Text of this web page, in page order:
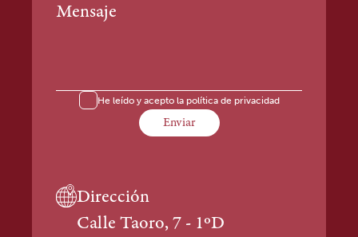
Mensaje
He leído y acepto la política de privacidad
Dirección
Calle Taoro, 7 - 1ºD